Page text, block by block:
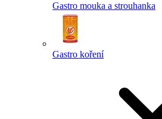
Gastro mouka a strouhanka
Gastro koření